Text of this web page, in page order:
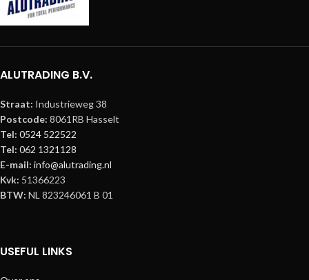
ALUTRADING B.V.
Straat: Industrieweg 38
Postcode: 8061RB Hasselt
Tel: 0524 522522
Tel: 062 1321128
E-mail: info@alutrading.nl
Kvk: 51366223
BTW: NL 823246061 B 01
USEFUL LINKS